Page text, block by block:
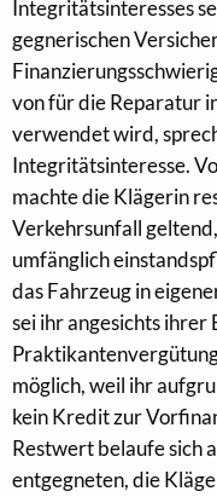
Integritätsinteresses
gegnerischen
von für die Reparatur
verwendet wird,
Integritätsinteresse.
machte die Klägerin
Verkehrsunfall
umfänglich
das Fahrzeug in
sei ihr angesichts
möglich, weil ihr
kein Kredit zur
Restwert belaufe sich
entgegneten, die